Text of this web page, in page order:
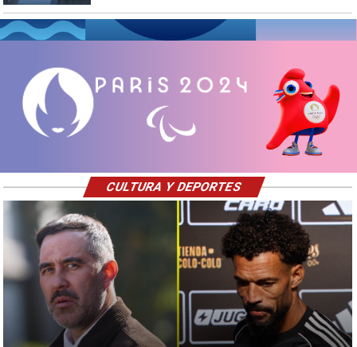
CULTURA Y DEPORTES